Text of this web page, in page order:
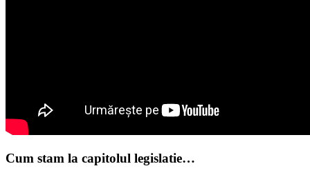
Cum stam la capitolul legislatie…